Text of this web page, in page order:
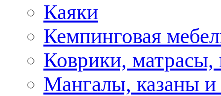
Каяки
Кемпинговая
Коврики,
Мангалы, казаны и